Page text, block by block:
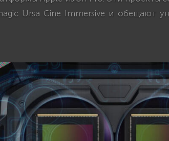
Ursa Cine Immersive и обещают